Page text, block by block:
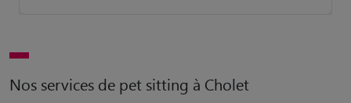
Nos services de pet sitting à Cholet